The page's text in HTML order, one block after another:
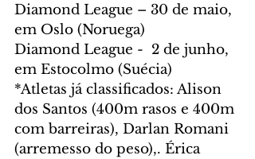
Diamond League – 30 de maio,
em Oslo (Noruega)
Diamond League -  2 de junho,
em Estocolmo (Suécia)
*Atletas já classificados: Alison
dos Santos (400m rasos e 400m
com barreiras), Darlan Romani
(arremesso do peso),. Érica